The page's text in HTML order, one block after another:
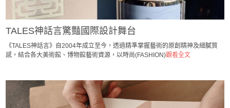
TALES神話言驚豔國際設計舞台
《TALES神話言》自2004年成立至今，透過精準掌握藝術的原創精神及細膩質
感，結合各大美術館、博物館藝術資源，以時尚(FASHION)觀看全文